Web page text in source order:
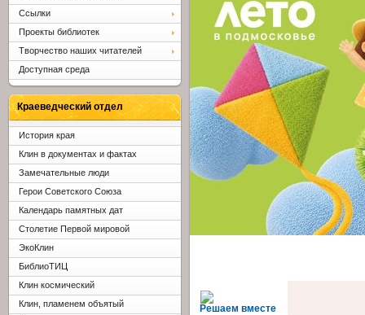
Решаем вместе
Ссылки
Проекты библиотек
Творчество наших читателей
Доступная среда
Краеведческий отдел
История края
Клин в документах и фактах
Замечательные люди
Герои Советского Союза
Календарь памятных дат
Столетие Первой мировой
ЭкоКлин
БиблиоТИЦ
Клин космический
Клин, пламенем объятый